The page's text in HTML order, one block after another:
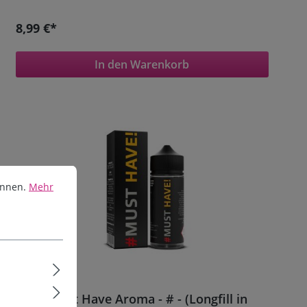
8,99 €*
In den Warenkorb
10ml Must Have Aroma - # - (Longfill in
Mehr Informationen ...
Mehr